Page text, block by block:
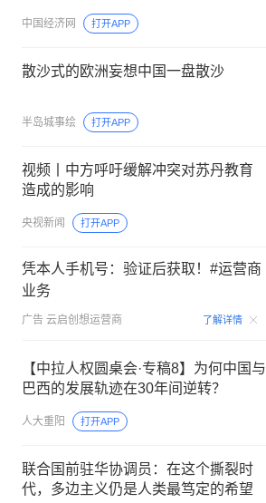
中国经济网 打开APP
散沙式的欧洲妄想中国一盘散沙
半岛城事绘 打开APP
视频丨中方呼吁缓解冲突对苏丹教育
造成的影响
央视新闻 打开APP
凭本人手机号：验证后获取！#运营商
业务
广告 云启创想运营商 了解详情
【中拉人权圆桌会·专稿8】为何中国与
巴西的发展轨迹在30年间逆转？
人大重阳 打开APP
联合国前驻华协调员：在这个撕裂时
代，多边主义仍是人类最笃定的希望